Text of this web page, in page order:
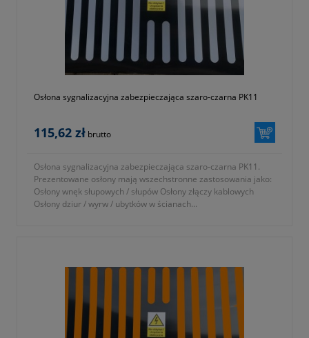
Osłona sygnalizacyjna zabezpieczająca szaro-czarna PK11
115,62 zł brutto
Osłona sygnalizacyjna zabezpieczająca szaro-czarna PK11.
Prezentowane osłony mają wszechstronne zastosowania jako:
Osłony wnęk słupowych / słupów Osłony złączy kablowych
Osłony dziur / wyrw / ubytków w ścianach...